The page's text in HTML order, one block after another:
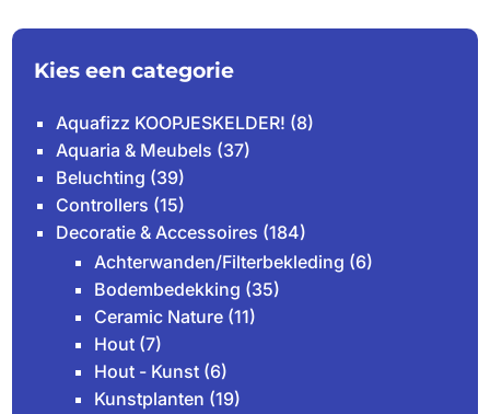
Kies een categorie
Aquafizz KOOPJESKELDER! (8)
Aquaria & Meubels (37)
Beluchting (39)
Controllers (15)
Decoratie & Accessoires (184)
Achterwanden/Filterbekleding (6)
Bodembedekking (35)
Ceramic Nature (11)
Hout (7)
Hout - Kunst (6)
Kunstplanten (19)